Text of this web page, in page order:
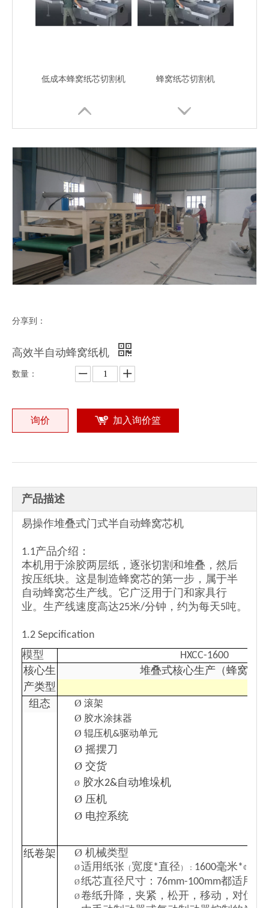
低成本蜂窝纸芯切割机 蜂窝纸芯切割机
蜂窝纸芯机 热销半自动蜂窝纸机
经济型半自动蜂窝纸制造机 半自动蜂窝纸芯制造机
高效半自动蜂窝纸芯机 热销半自动蜂窝纸芯机
分享到：
高效半自动蜂窝纸机
数量：
询价 加入询价篮
产品描述
易操作堆叠式门式半自动蜂窝芯机
1.1产品介绍：
本机用于涂胶两层纸，逐张切割和堆叠，然后
按压纸块。这是制造蜂窝芯的第一步，属于半
自动蜂窝芯生产线。它广泛用于门和家具行
业。生产线速度高达25米/分钟，约为每天5吨。
1.2 Sepcification
模型
HXCC-1600
核心生
产类型
堆叠式核心生产（蜂窝块）
组态 Ø 滚架
Ø 胶水涂抹器
Ø 辊压机&驱动单元
Ø 摇摆刀
Ø 交货
Ø 胶水2&自动堆垛机
Ø 压机
Ø 电控系统
纸卷架 Ø 机械类型
Ø适用纸张 （ 宽度*直径）： 1600毫米*¢
Ø纸芯直径尺寸：76mm-100mm都适用
Ø卷纸升降，夹紧，松开，移动，对位，